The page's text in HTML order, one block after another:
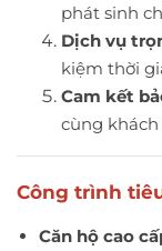
phát sinh
Dịch vụ
kiệm thời
Cam kết
cùng khách
Công trình
Căn hộ cao